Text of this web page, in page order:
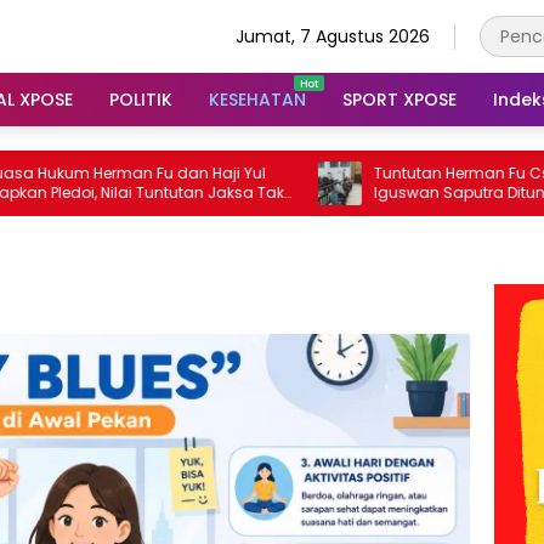
Jumat, 7 Agustus 2026
XPOSE POLITIK KESEHATAN SPORT XPOSE
Fu dan Haji Yul
Tuntutan Jaksa Tak
Tuntutan Herman Fu Cs Dibacakan,
Iguswan Saputra Dituntut 7 Tahun
Penjara dan Uang Pengganti Rp45